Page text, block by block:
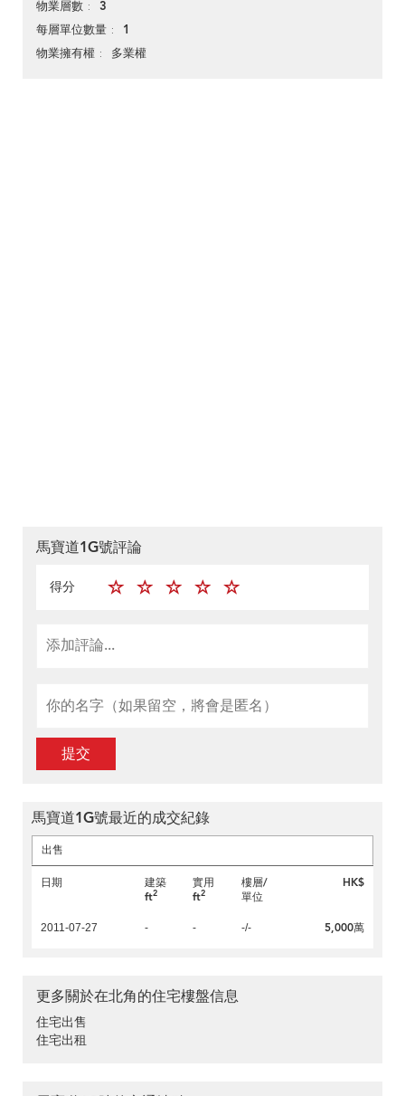
物業層數 3
每層單位數量 1
物業擁有權 多業權
馬寶道1G號評論
得分
提交
馬寶道1G號最近的成交紀錄
出售
日期
建築
ft2
實用
ft2
樓層/
單位
HK$
2011-07-27 - - -/- 5,000萬
更多關於在北角的住宅樓盤信息
住宅出售
住宅出租